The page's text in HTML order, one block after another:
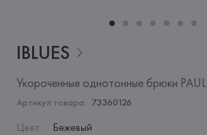
IBLUES
Укороченные однотонные брюки PAUL
Артикул товара: 73360126
Цвет: Бежевый